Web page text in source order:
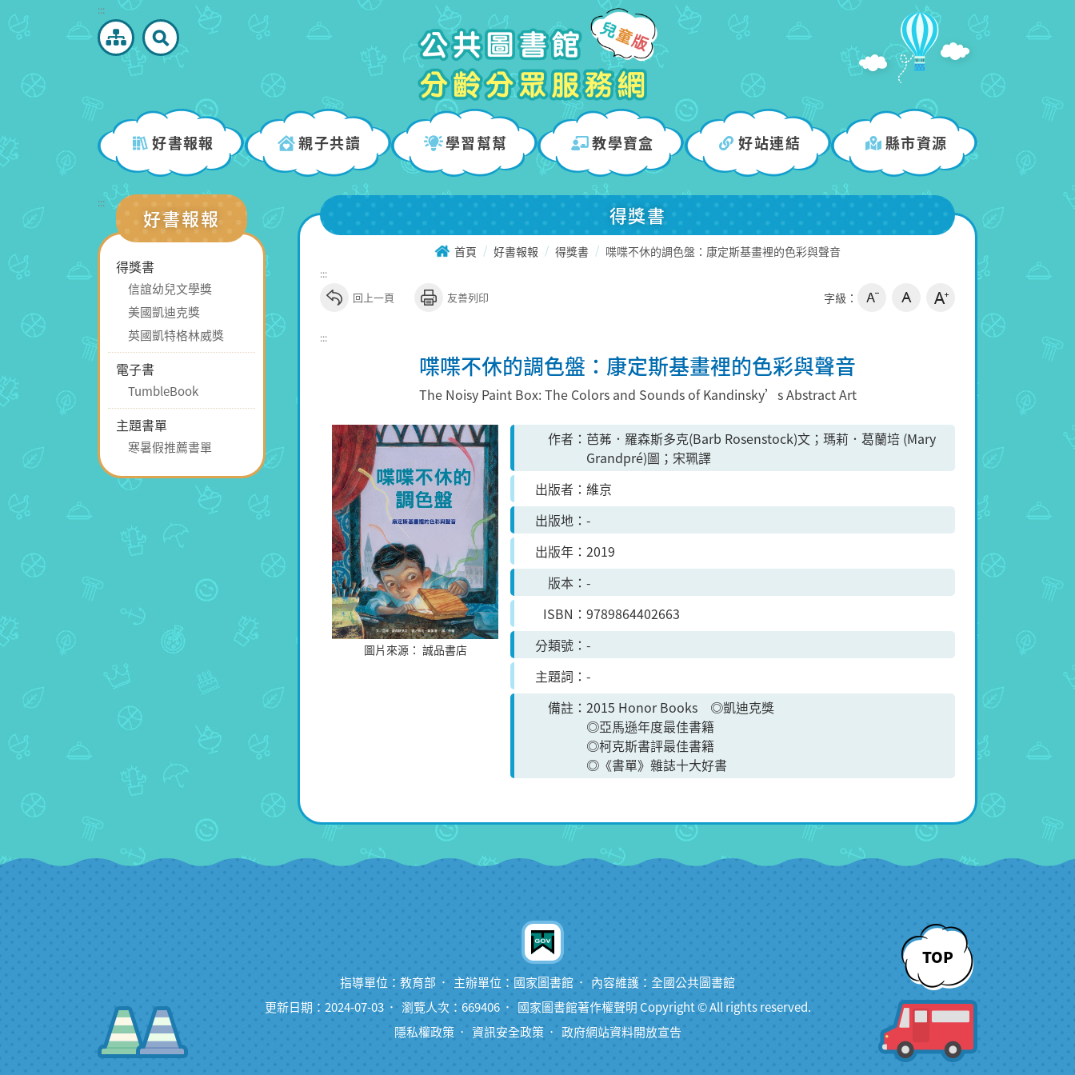
到
塊
:::
好書報報 親子共讀 學習幫幫 教學寶盒 好站連結 縣市資源
:::
好書報報
得獎書
信誼幼兒文學獎
美國凱迪克獎
英國凱特格林威獎
電子書
TumbleBook
主題書單
寒暑假推薦書單
得獎書
首頁 好書報報 得獎書 喋喋不休的調色盤：康定斯基畫裡的色彩與聲音
:::
回上一頁 友善列印 字級：
:::
喋喋不休的調色盤：康定斯基畫裡的色彩與聲音
The Noisy Paint Box: The Colors and Sounds of Kandinsky’s Abstract Art
圖片來源： 誠品書店
作者
芭茀．羅森斯多克(Barb Rosenstock)文；瑪莉．葛蘭培 (Mary
Grandpré)圖；宋珮譯
出版者
維京
出版地
-
出版年
2019
版本
-
ISBN
9789864402663
分類號
-
主題詞
-
備註
2015 Honor Books ◎凱迪克獎
◎亞馬遜年度最佳書籍
◎柯克斯書評最佳書籍
◎《書單》雜誌十大好書
TOP
指導單位：教育部 主辦單位：國家圖書館
內容維護：全國公共圖書館
更新日期：2024-07-03
瀏覽人次：669406
國家圖書館著作權聲明 Copyright © All rights reserved.
隱私權政策
資訊安全政策 政府網站資料開放宣告